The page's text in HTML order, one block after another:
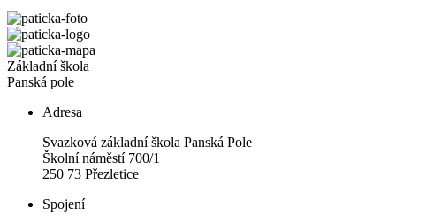
Základní škola
Panská pole
Adresa
Svazková základní škola Panská Pole
Školní náměstí 700/1
250 73 Přezletice
Spojení